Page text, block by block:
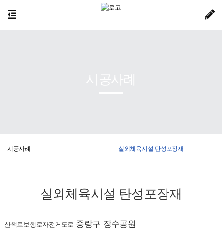
시공사례 실외체육시설 탄성포장재
실외체육시설 탄성포장재
산책로보행로자전거도로 중랑구 장수공원